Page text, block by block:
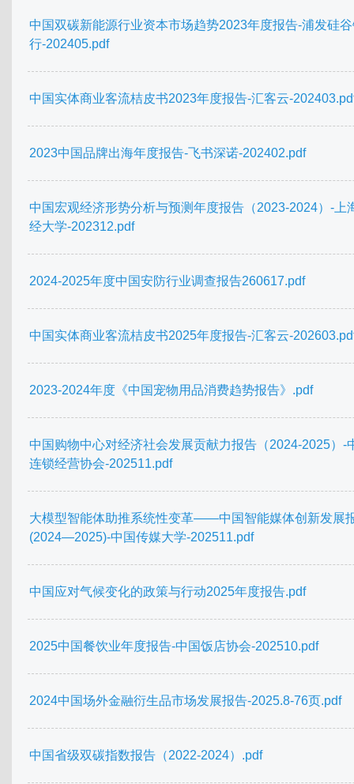
中国双碳新能源行业资本市场趋势2023年度报告-浦发硅
行-202405.pdf
中国实体商业客流桔皮书2023年度报告-汇客云-
2023中国品牌出海年度报告-飞书深诺-202402.pdf
中国宏观经济形势分析与预测年度报告（2023-2024）-上
经大学-202312.pdf
2024-2025年度中国安防行业调查报告260617.pdf
中国实体商业客流桔皮书2025年度报告-汇客云-
2023-2024年度《中国宠物用品消费趋势报告》.pdf
中国购物中心对经济社会发展贡献力报告（2024-2025）-
连锁经营协会-202511.pdf
大模型智能体助推系统性变革——中国智能媒体创新发展
(2024—2025)-中国传媒大学-202511.pdf
中国应对气候变化的政策与行动2025年度报告.pdf
2025中国餐饮业年度报告-中国饭店协会-202510.pdf
2024中国场外金融衍生品市场发展报告-2025.8-76页.pdf
中国省级双碳指数报告（2022-2024）.pdf